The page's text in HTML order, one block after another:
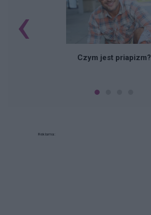
Czym jest priapizm?
‹
Reklama: